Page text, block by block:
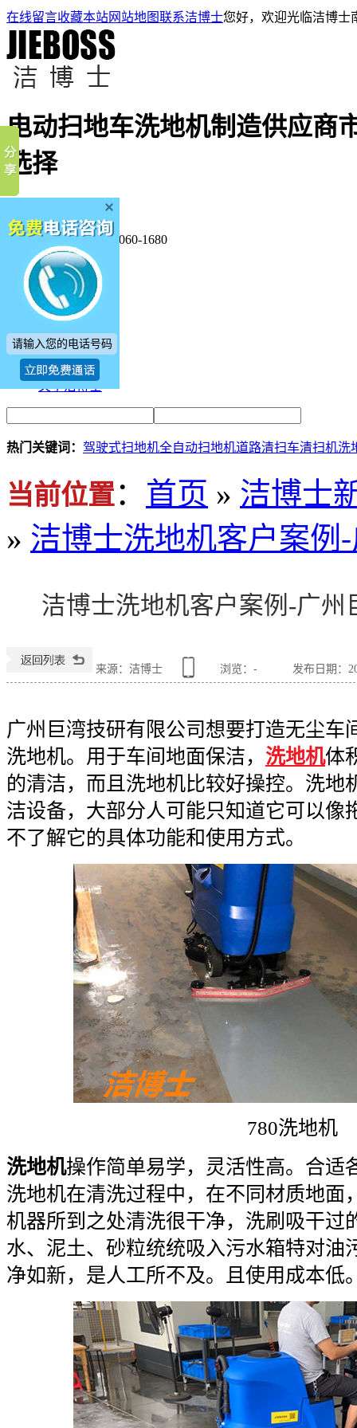
在线留言收藏本站网站地图联系洁博士您好，欢迎光临洁博士
电动扫地车洗地机制造供应商
选择
厂家直销·7天包退换
全国服务热线：400-060-1680
洁博士首页
扫地车
洗地机
客户案例
新闻资讯
关于洁博士
热门关键词： 驾驶式扫地机全自动扫地机道路清扫车清扫机洗
当前位置： 首页 » 洁博士
» 洁博士洗地机客户案例
洁博士洗地机客户案例-广州
来源：洁博士 浏览： - 发布日期：
广州巨湾技研有限公司想要打造无尘车
洗地机。用于车间地面保洁， 洗地机体
的清洁，而且洗地机比较好操控。洗地
洁设备，大部分人可能只知道它可以像
不了解它的具体功能和使用方式。
780洗地机
洗地机操作简单易学，灵活性高。合适
洗地机在清洗过程中，在不同材质地面
机器所到之处清洗很干净，洗刷吸干过
水、泥土、砂粒统统吸入污水箱特对油
净如新，是人工所不及。且使用成本低